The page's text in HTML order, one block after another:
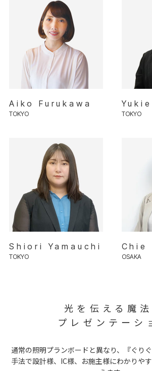
Aiko Furukawa
TOKYO TOKYO
Shiori Yamauchi
TOKYO
Chie
OSAKA
光を伝える魔法
プレゼンテーシ
通常の照明プランボードと異なり、『ぐり
手法で設計様、IC様、お施主様にわかりや